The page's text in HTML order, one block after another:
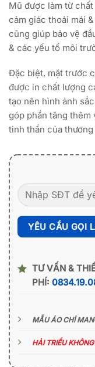
Mũ được làm từ
cảm giác thoải mái
cũng giúp bảo vệ
& các yếu tố môi
Đặc biệt, mặt trước
được in chất lượng
tạo nên hình ảnh
góp phần tăng thêm
tinh thần của
TƯ VẤN &
PHÍ:
MẪU ÁO CHỈ
HẢI TRIỀU